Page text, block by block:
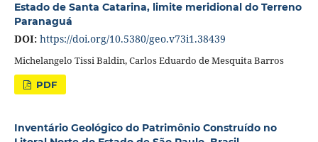
Estado de Santa Catarina, limite meridional do Terreno
Paranaguá
DOI: https://doi.org/10.5380/geo.v73i1.38439
Michelangelo Tissi Baldin, Carlos Eduardo de Mesquita Barros
PDF
Inventário Geológico do Patrimônio Construído no